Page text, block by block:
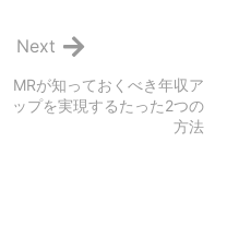
MRが知っておくべき年収ア
ップを実現するたった2つの
方法
Next